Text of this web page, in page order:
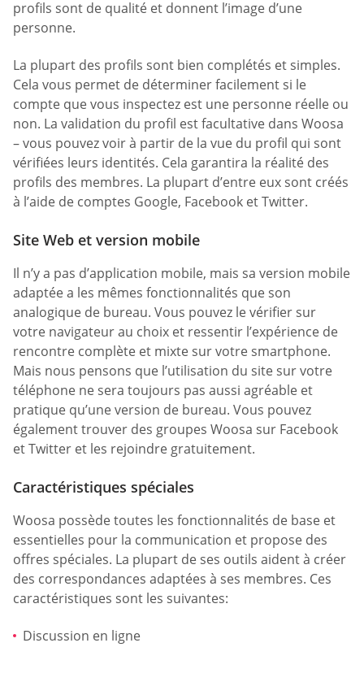
profils sont de qualité et donnent l’image d’une
personne.
La plupart des profils sont bien complétés et simples.
Cela vous permet de déterminer facilement si le
compte que vous inspectez est une personne réelle ou
non. La validation du profil est facultative dans Woosa
– vous pouvez voir à partir de la vue du profil qui sont
vérifiées leurs identités. Cela garantira la réalité des
profils des membres. La plupart d’entre eux sont créés
à l’aide de comptes Google, Facebook et Twitter.
Site Web et version mobile
Il n’y a pas d’application mobile, mais sa version mobile
adaptée a les mêmes fonctionnalités que son
analogique de bureau. Vous pouvez le vérifier sur
votre navigateur au choix et ressentir l’expérience de
rencontre complète et mixte sur votre smartphone.
Mais nous pensons que l’utilisation du site sur votre
téléphone ne sera toujours pas aussi agréable et
pratique qu’une version de bureau. Vous pouvez
également trouver des groupes Woosa sur Facebook
et Twitter et les rejoindre gratuitement.
Caractéristiques spéciales
Woosa possède toutes les fonctionnalités de base et
essentielles pour la communication et propose des
offres spéciales. La plupart de ses outils aident à créer
des correspondances adaptées à ses membres. Ces
caractéristiques sont les suivantes:
Discussion en ligne